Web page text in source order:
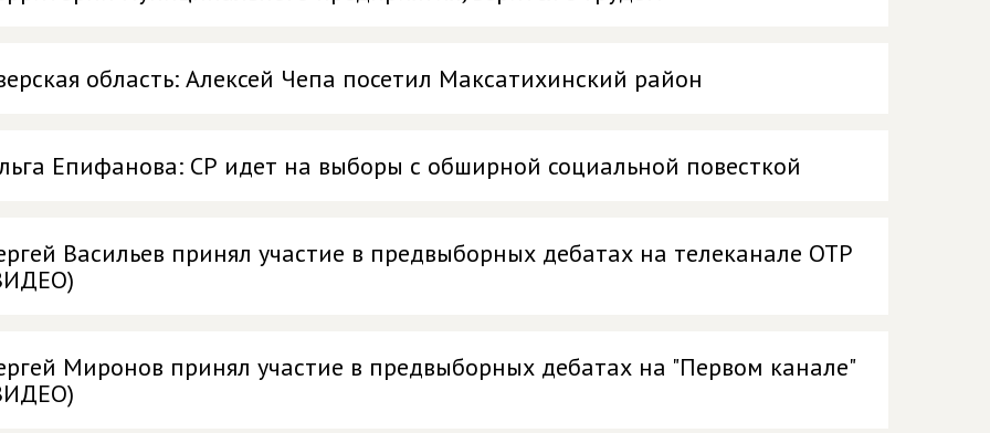
область: Алексей Чепа посетил Максатихинский район
Епифанова: СР идет на выборы с обширной социальной повесткой
Васильев принял участие в предвыборных дебатах на телеканале ОТР
Миронов принял участие в предвыборных дебатах на "Первом канале"